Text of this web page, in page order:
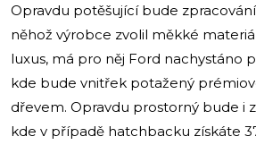
Opravdu potěšující bude
něhož výrobce zvolil měkké
luxus, má pro něj Ford nachystáno
kde bude vnitřek potažený
dřevem. Opravdu prostorný bude i
kde v případě hatchbacku získáte